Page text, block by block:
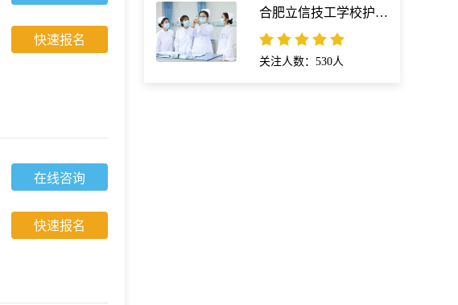
快速报名
在线咨询
快速报名
合肥立信技工学校护理专业
关注人数：530人